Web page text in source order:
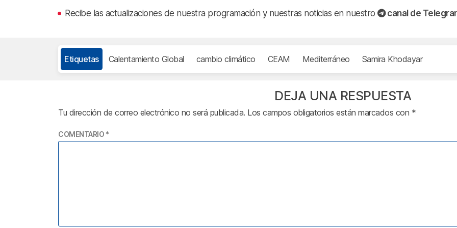
Recibe las actualizaciones de nuestra programación y nuestras noticias en nuestro canal de
Etiquetas Calentamiento Global cambio climático CEAM Mediterráneo Samira Khodayar
DEJA UNA RESPUESTA
Tu dirección de correo electrónico no será publicada. Los campos obligatorios están marcados con *
COMENTARIO *